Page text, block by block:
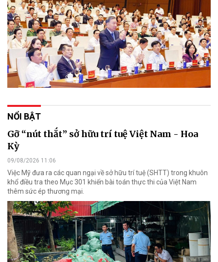
NỔI BẬT
Gỡ “nút thắt” sở hữu trí tuệ Việt Nam - Hoa
Kỳ
09/08/2026 11:06
Việc Mỹ đưa ra các quan ngại về sở hữu trí tuệ (SHTT) trong khuôn
khổ điều tra theo Mục 301 khiến bài toán thực thi của Việt Nam
thêm sức ép thương mại.